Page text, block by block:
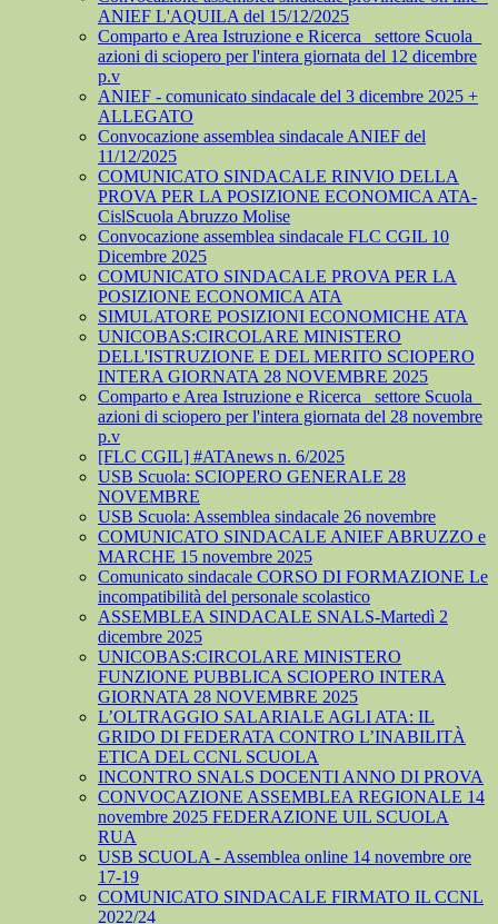
ANIEF L'AQUILA del 15/12/2025
Comparto e Area Istruzione e Ricerca_ settore Scuola_
azioni di sciopero per l'intera giornata del 12 dicembre
p.v
ANIEF - comunicato sindacale del 3 dicembre 2025 +
ALLEGATO
Convocazione assemblea sindacale ANIEF del
11/12/2025
COMUNICATO SINDACALE RINVIO DELLA
PROVA PER LA POSIZIONE ECONOMICA ATA-
CislScuola Abruzzo Molise
Convocazione assemblea sindacale FLC CGIL 10
Dicembre 2025
COMUNICATO SINDACALE PROVA PER LA
POSIZIONE ECONOMICA ATA
SIMULATORE POSIZIONI ECONOMICHE ATA
UNICOBAS:CIRCOLARE MINISTERO
DELL'ISTRUZIONE E DEL MERITO SCIOPERO
INTERA GIORNATA 28 NOVEMBRE 2025
Comparto e Area Istruzione e Ricerca_ settore Scuola_
azioni di sciopero per l'intera giornata del 28 novembre
p.v
[FLC CGIL] #ATAnews n. 6/2025
USB Scuola: SCIOPERO GENERALE 28
NOVEMBRE
USB Scuola: Assemblea sindacale 26 novembre
COMUNICATO SINDACALE ANIEF ABRUZZO e
MARCHE 15 novembre 2025
Comunicato sindacale CORSO DI FORMAZIONE Le
incompatibilità del personale scolastico
ASSEMBLEA SINDACALE SNALS-Martedì 2
dicembre 2025
UNICOBAS:CIRCOLARE MINISTERO
FUNZIONE PUBBLICA SCIOPERO INTERA
GIORNATA 28 NOVEMBRE 2025
L’OLTRAGGIO SALARIALE AGLI ATA: IL
GRIDO DI FEDERATA CONTRO L’INABILITÀ
ETICA DEL CCNL SCUOLA
INCONTRO SNALS DOCENTI ANNO DI PROVA
CONVOCAZIONE ASSEMBLEA REGIONALE 14
novembre 2025 FEDERAZIONE UIL SCUOLA
RUA
USB SCUOLA - Assemblea online 14 novembre ore
17-19
COMUNICATO SINDACALE FIRMATO IL CCNL
2022/24